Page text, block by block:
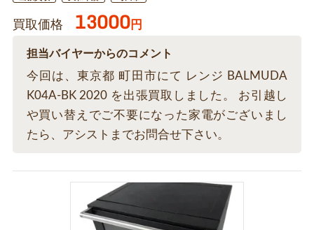
買取価格 13000円
担当バイヤーからのコメント
今回は、東京都 町田市にて レンジ BALMUDA
K04A-BK 2020 を出張買取しました。 お引越し
や買い替えでご不要になった家電がございまし
たら、アシストまでお問合せ下さい。